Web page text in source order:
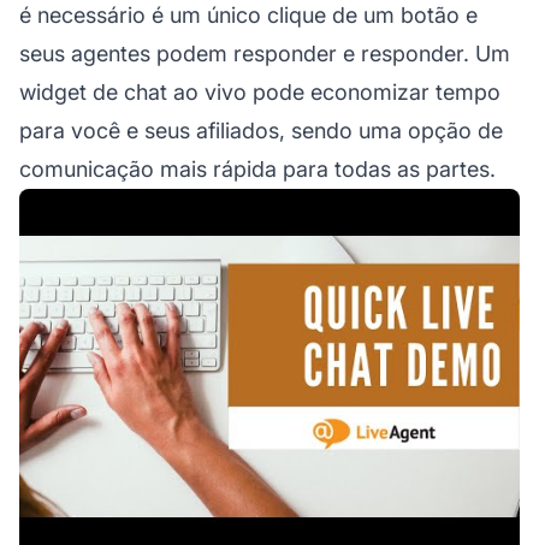
é necessário é um único clique de um botão e
seus agentes podem responder e responder. Um
widget de chat ao vivo pode economizar tempo
para você e seus afiliados, sendo uma opção de
comunicação mais rápida para todas as partes.